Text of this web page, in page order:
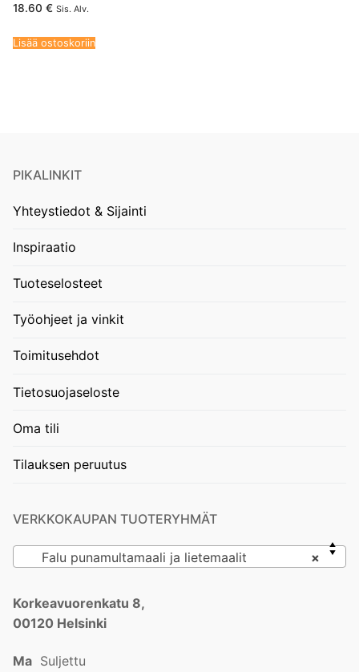
18.60 € Sis. Alv.
Lisää ostoskoriin
PIKALINKIT
Yhteystiedot & Sijainti
Inspiraatio
Tuoteselosteet
Työohjeet ja vinkit
Toimitusehdot
Tietosuojaseloste
Oma tili
Tilauksen peruutus
VERKKOKAUPAN TUOTERYHMÄT
×
Falu punamultamaali ja lietemaalit
Korkeavuorenkatu 8,
00120 Helsinki
Ma Suljettu